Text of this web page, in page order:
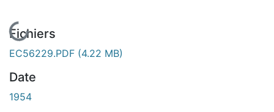
En cours de chargement...
Fichiers
EC56229.PDF (4.22 MB)
Date
1954